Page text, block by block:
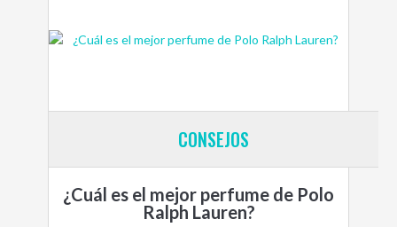
CONSEJOS
¿Cuál es el mejor perfume de Polo
Ralph Lauren?